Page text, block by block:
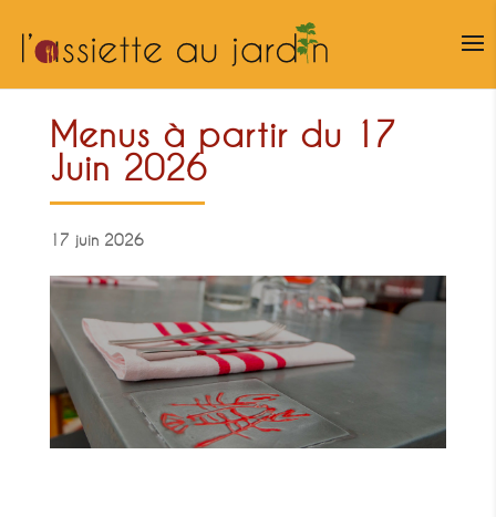
Menus à partir du 17
Juin 2026
17 juin 2026